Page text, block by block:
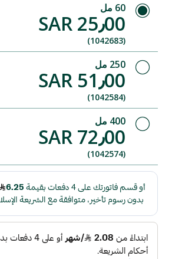
60 مل
SAR 25٫00
(1042683)
250 مل
SAR 51٫00
(1042584)
400 مل
SAR 72٫00
(1042574)